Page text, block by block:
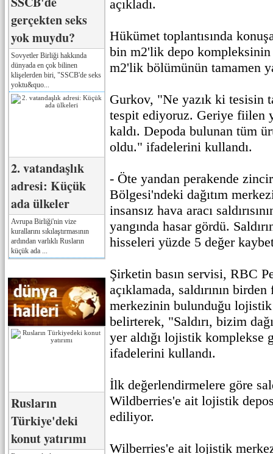
gerçekten seks
yok muydu?
Sovyetler Birliği hakkında
dünyada en çok bilinen
klişelerden biri, "SSCB'de seks
yoktu&quo...
2. vatandaşlık
adresi: Küçük
ada ülkeler
Avrupa Birliği'nin vize
kurallarını sıkılaştırmasının
ardından varlıklı Rusların
küçük ada ...
Rusların
Türkiye'deki
konut yatırımı
açıkladı.
Hükümet toplantısında
bin m2'lik depo kompleksinin
m2'lik bölümünün tamamen
Gurkov, "Ne yazık ki tesisin
tespit ediyoruz. Geriye fiilen
kaldı. Depoda bulunan tüm
oldu." ifadelerini kullandı.
- Öte yandan perakende
Bölgesi'ndeki dağıtım
insansız hava aracı
yangında hasar gördü.
hisseleri yüzde 5 değer
Şirketin basın servisi, RBC
açıklamada, saldırının birden
merkezinin bulunduğu
belirterek, "Saldırı, bizim
yer aldığı lojistik komplekse
ifadelerini kullandı.
İlk değerlendirmelere göre
Wildberries'e ait lojistik
ediliyor.
Wilberries'e ait lojistik